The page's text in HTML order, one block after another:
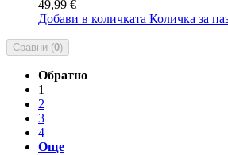
49,99 €
Добави в количката Количка за
Сравни (0)
Обратно
1
2
3
4
Още